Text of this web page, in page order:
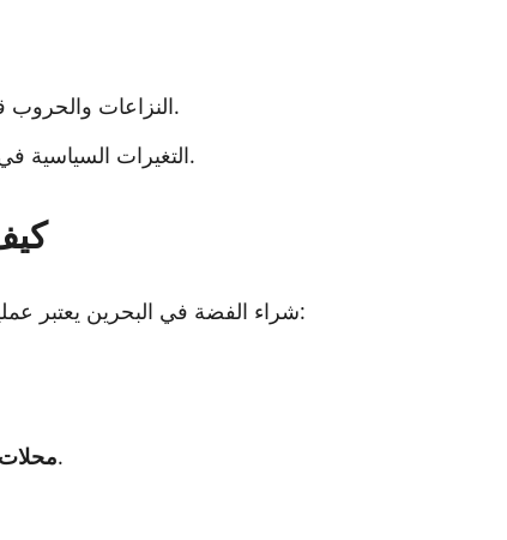
النزاعات والحروب قد تؤدي إلى ارتفاع الطلب على الفضة كملاذ آمن.
التغيرات السياسية في الدول المنتجة للفضة يمكن أن تؤثر على العرض.
شراء الفضة في البحرين يعتبر عملية سهلة، ولكن هناك بعض النقاط التي يجب مراعاتها:
: تقدم مجموعة واسعة من التصاميم.